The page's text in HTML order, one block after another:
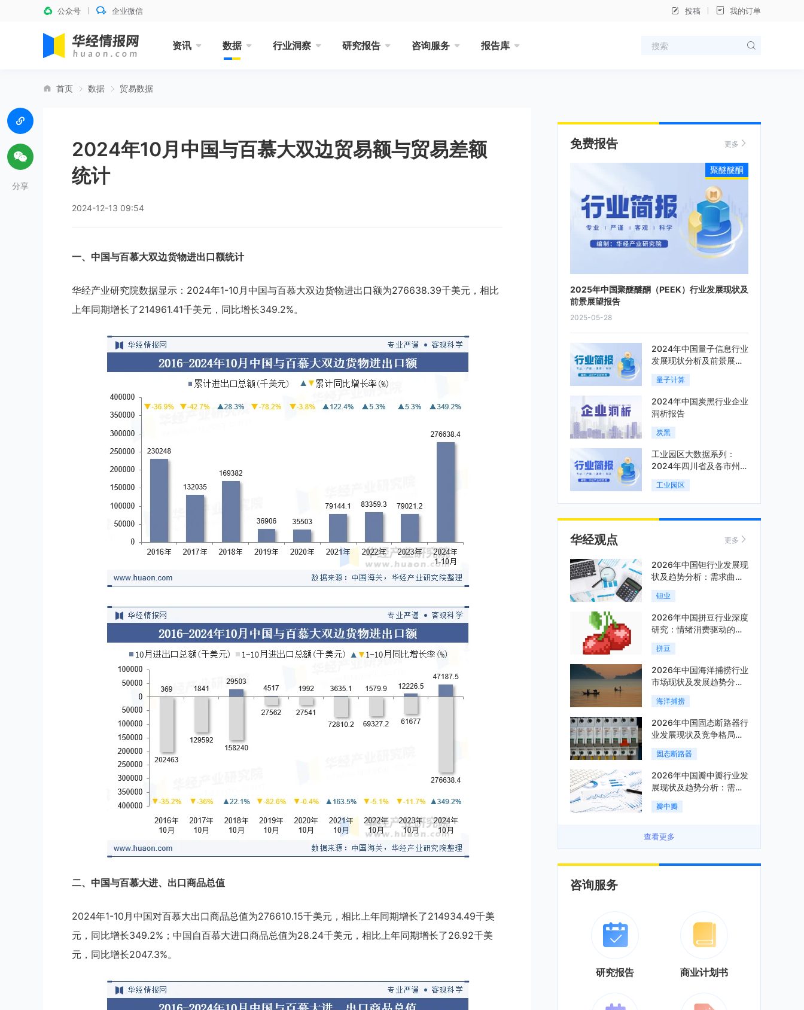
公众号 企业微信 投稿 我的订单
资讯 数据 行业洞察 研究报告 咨询服务 报告库
首页 数据 贸易数据
2024年10月中国与百慕大双边贸易额与贸易差额
统计
2024-12-13 09:54
一、中国与百慕大双边货物进出口额统计
华经产业研究院数据显示：2024年1-10月中国与百慕大双边货物进出口额为276638.39千美元，相比
上年同期增长了214961.41千美元，同比增长349.2%。
二、中国与百慕大进、出口商品总值
2024年1-10月中国对百慕大出口商品总值为276610.15千美元，相比上年同期增长了214934.49千美
元，同比增长349.2%；中国自百慕大进口商品总值为28.24千美元，相比上年同期增长了26.92千美
元，同比增长2047.3%。
分享
免费报告 更多
2025年中国聚醚醚酮（PEEK）行业发展现状及
前景展望报告
2025-05-28
聚醚醚酮
2024年中国量子信息行业
发展现状分析及前景展望
报告
量子计算
2024年中国炭黑行业企业
洞析报告
炭黑
工业园区大数据系列：
2024年四川省及各市州工
业园区全景洞析报告
工业园区
华经观点 更多
2026年中国钽行业发展现
状及趋势分析：需求曲线
陡峭与供给曲线平缓的博
弈加剧「图」
钽业
2026年中国拼豆行业深度
研究：情绪消费驱动的新
兴手工赛道「图」
拼豆
2026年中国海洋捕捞行业
市场现状及发展趋势分
析：科技赋能与智能化转
型加速「图」
海洋捕捞
2026年中国固态断路器行
业发展现状及竞争格局分
析：国际巨头领跑技术，
国内企业加速追赶「图」
固态断路器
2026年中国瓣中瓣行业发
展现状及趋势分析：需求
可持续释放，市场发展前
景良好「图」
瓣中瓣
查看更多
咨询服务
研究报告 商业计划书